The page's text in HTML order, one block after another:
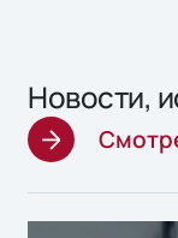
Новости,